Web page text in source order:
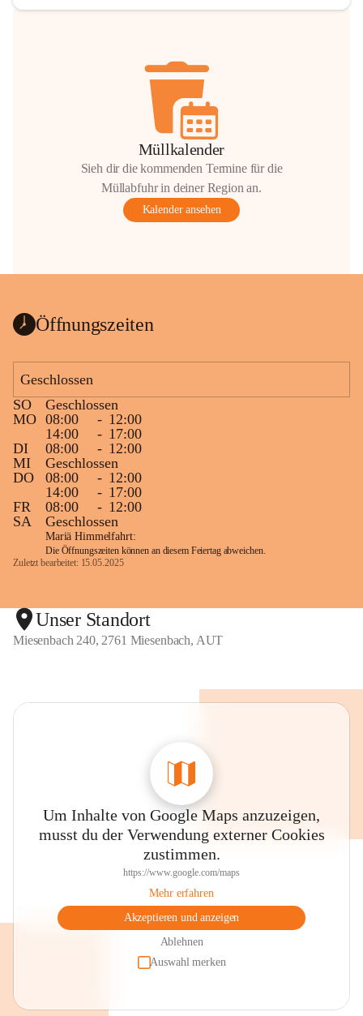
Müllkalender
Sieh dir die kommenden Termine für die
Müllabfuhr in deiner Region an.
Kalender ansehen
Öffnungszeiten
Geschlossen
SO
Geschlossen
MO 08:00 - 12:00
14:00
- 17:00
DI
08:00 - 12:00
MI
Geschlossen
DO
08:00 - 12:00
14:00
- 17:00
FR
08:00 - 12:00
SA
Geschlossen
Mariä Himmelfahrt:
Die Öffnungszeiten können an diesem Feiertag abweichen.
Zuletzt bearbeitet: 15.05.2025
Unser Standort
Miesenbach 240, 2761 Miesenbach, AUT
Um Inhalte von Google Maps anzuzeigen,
musst du der Verwendung externer Cookies
zustimmen.
https://www.google.com/maps
Mehr erfahren
Akzeptieren und anzeigen
Ablehnen
Auswahl merken